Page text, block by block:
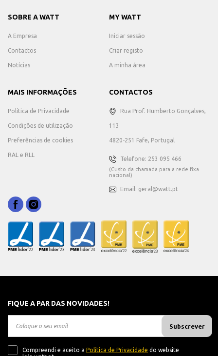
SOBRE A WATT
A Empresa
Contactos
Notícias
MY WATT
Iniciar sessão
Criar registo
A minha área
MAIS INFORMAÇÕES
Política de Privacidade
Condições de utilização
Preferências de cookies
RAL e RLL
CONTACTOS
Rua Prof. Humberto Gonçalves,
113
4820-251 Fafe, Portugal
Telefone: 253 095 466
(Custo da chamada para a rede fixa
nacional)
Email: geral@watt.pt
FIQUE A PAR DAS NOVIDADES!
Subscrever
Compreendi e aceito a Política de Privacidade do website